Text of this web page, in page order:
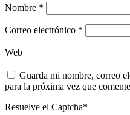
Nombre *
Correo electrónico *
Web
Guarda mi nombre, correo
para la próxima vez que
Resuelve el Captcha*